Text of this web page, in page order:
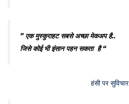
” एक मुस्कुराहट सबसे अच्छा मेकअप है..
जिसे कोई भी इंसान पहन सकता है “
हंसी पर सुविचार